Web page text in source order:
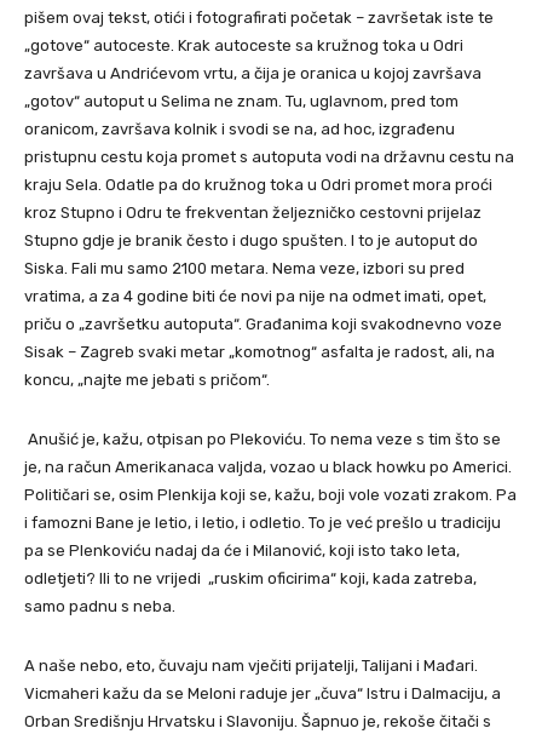
pišem ovaj tekst, otići i fotografirati početak – završetak iste te
„gotove“ autoceste. Krak autoceste sa kružnog toka u Odri
završava u Andrićevom vrtu, a čija je oranica u kojoj završava
„gotov“ autoput u Selima ne znam. Tu, uglavnom, pred tom
oranicom, završava kolnik i svodi se na, ad hoc, izgrađenu
pristupnu cestu koja promet s autoputa vodi na državnu cestu na
kraju Sela. Odatle pa do kružnog toka u Odri promet mora proći
kroz Stupno i Odru te frekventan željezničko cestovni prijelaz
Stupno gdje je branik često i dugo spušten. I to je autoput do
Siska. Fali mu samo 2100 metara. Nema veze, izbori su pred
vratima, a za 4 godine biti će novi pa nije na odmet imati, opet,
priču o „završetku autoputa“. Građanima koji svakodnevno voze
Sisak – Zagreb svaki metar „komotnog“ asfalta je radost, ali, na
koncu, „najte me jebati s pričom“.
Anušić je, kažu, otpisan po Plekoviću. To nema veze s tim što se
je, na račun Amerikanaca valjda, vozao u black howku po Americi.
Političari se, osim Plenkija koji se, kažu, boji vole vozati zrakom. Pa
i famozni Bane je letio, i letio, i odletio. To je već prešlo u tradiciju
pa se Plenkoviću nadaj da će i Milanović, koji isto tako leta,
odletjeti? Ili to ne vrijedi „ruskim oficirima“ koji, kada zatreba,
samo padnu s neba.
A naše nebo, eto, čuvaju nam vječiti prijatelji, Talijani i Mađari.
Vicmaheri kažu da se Meloni raduje jer „čuva“ Istru i Dalmaciju, a
Orban Središnju Hrvatsku i Slavoniju. Šapnuo je, rekoše čitači s